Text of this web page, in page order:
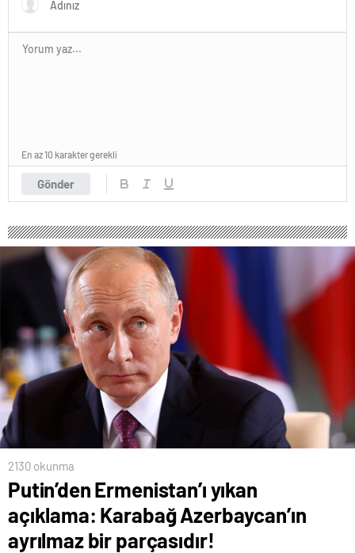
Gönder
En az 10 karakter gerekli
2130 okunma
Putin’den Ermenistan’ı yıkan
açıklama: Karabağ Azerbaycan’ın
ayrılmaz bir parçasıdır!